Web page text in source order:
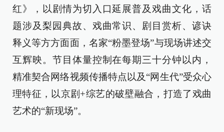
红》，以剧情为切入口延展普及戏曲文化，话
题涉及梨园典故、戏曲常识、剧目赏析、谚诀
释义等方方面面，名家“粉墨登场”与现场讲述交
互辉映。节目体量控制在每期三十分钟以内，
精准契合网络视频传播特点以及“网生代”受众心
理特征，以京剧+综艺的破壁融合，打造了戏曲
艺术的“新现场”。